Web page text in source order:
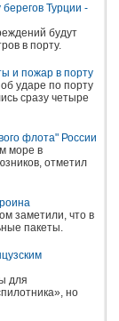
Турции -
будут
в порту.
и пожар в порту
ударе по порту
сразу четыре
флота" России
море в
отметил
заметили, что в
пакеты.
для
но